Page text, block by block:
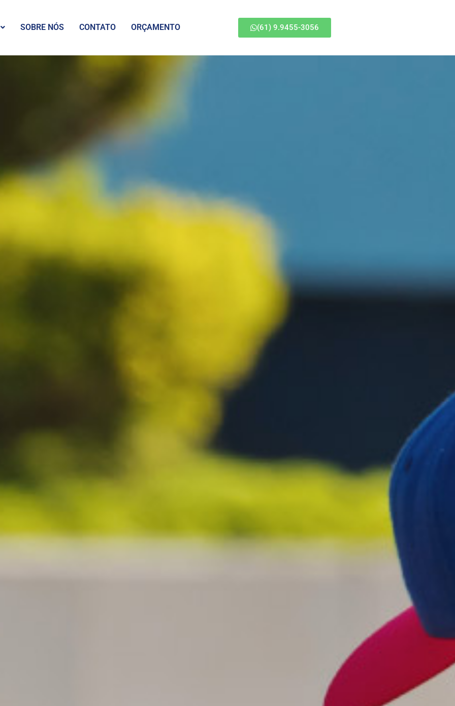
SOBRE NÓS CONTATO ORÇAMENTO (61) 9.9455-3056